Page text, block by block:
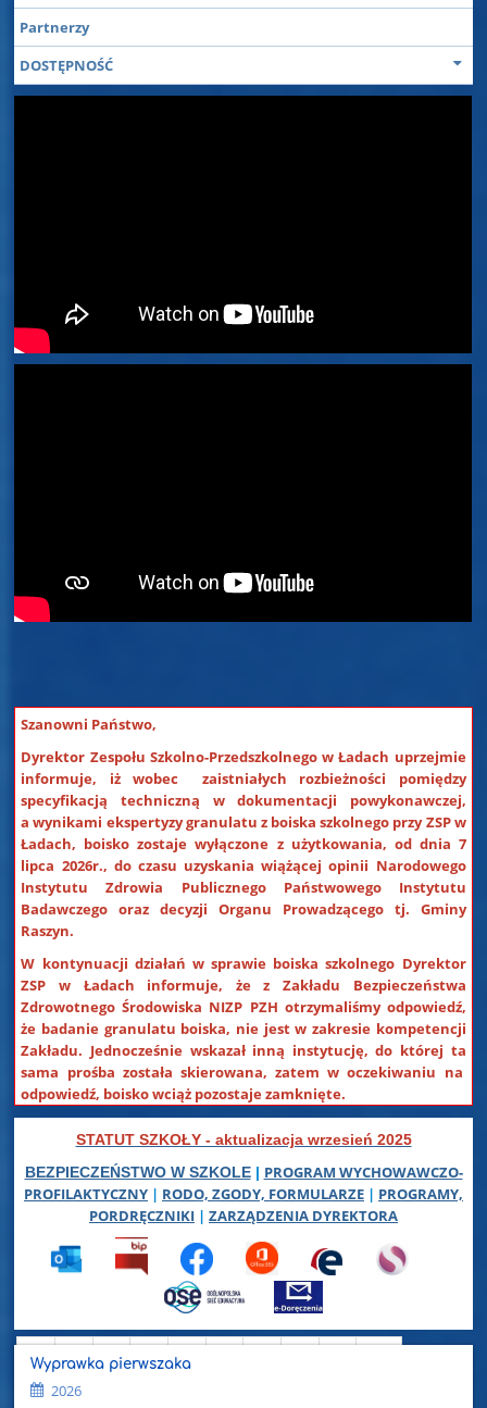
Partnerzy
DOSTĘPNOŚĆ
Szanowni Państwo,
Dyrektor Zespołu Szkolno-Przedszkolnego w Ładach uprzejmie
informuje, iż wobec zaistniałych rozbieżności pomiędzy
specyfikacją techniczną w dokumentacji powykonawczej,
a wynikami ekspertyzy granulatu z boiska szkolnego przy ZSP w
Ładach, boisko zostaje wyłączone z użytkowania, od dnia 7
lipca 2026r., do czasu uzyskania wiążącej opinii Narodowego
Instytutu Zdrowia Publicznego Państwowego Instytutu
Badawczego oraz decyzji Organu Prowadzącego tj. Gminy
Raszyn.
W kontynuacji działań w sprawie boiska szkolnego Dyrektor
ZSP w Ładach informuje, że z Zakładu Bezpieczeństwa
Zdrowotnego Środowiska NIZP PZH otrzymaliśmy odpowiedź,
że badanie granulatu boiska, nie jest w zakresie kompetencji
Zakładu. Jednocześnie wskazał inną instytucję, do której ta
sama prośba została skierowana, zatem w oczekiwaniu na
odpowiedź, boisko wciąż pozostaje zamknięte.
STATUT SZKOŁY - aktualizacja wrzesień 2025
BEZPIECZEŃSTWO W SZKOLE| PROGRAM WYCHOWAWCZO-
PROFILAKTYCZNY | RODO, ZGODY, FORMULARZE | PROGRAMY,
PORDRĘCZNIKI | ZARZĄDZENIA DYREKTORA
Wyprawka pierwszaka
2026
1
Dalej